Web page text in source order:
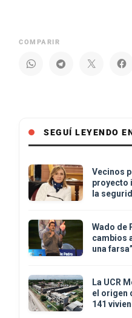
COMPARIR
SEGUÍ LEYENDO
Vecinos
proyecto
la
Wado de
cambios
una farsa”
La UCR
el origen
141